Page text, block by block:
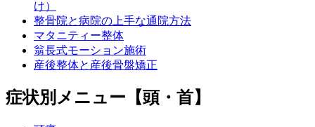
け）
整骨院と病院の上手な通院方法
マタニティー整体
翁長式モーション施術
産後整体と産後骨盤矯正
症状別メニュー【頭・首】